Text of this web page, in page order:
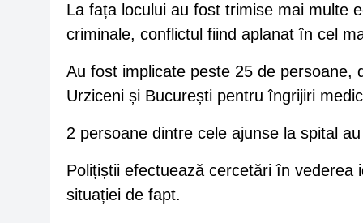
La fața locului au fost trimise mai multe
criminale, conflictul fiind aplanat în cel
Au fost implicate peste 25 de persoane,
Urziceni și București pentru îngrijiri
2 persoane dintre cele ajunse la spital
Polițiștii efectuează cercetări în vederea
situației de fapt.